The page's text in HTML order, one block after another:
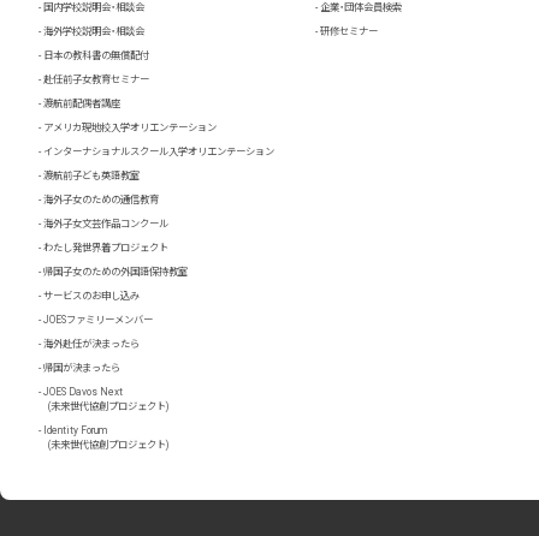
国内学校説明会・相談会
海外学校説明会・相談会
日本の教科書の無償配付
赴任前子女教育セミナー
渡航前配偶者講座
アメリカ現地校入学オリエンテーション
インターナショナルスクール入学オリエンテーション
渡航前子ども英語教室
海外子女のための通信教育
海外子女文芸作品コンクール
わたし発世界着プロジェクト
帰国子女のための外国語保持教室
サービスのお申し込み
JOESファミリーメンバー
海外赴任が決まったら
帰国が決まったら
JOES Davos Next
(未来世代協創プロジェクト)
Identity Forum
(未来世代協創プロジェクト)
企業・団体会員検索
研修セミナー